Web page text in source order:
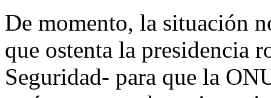
De momento, la situación
que ostenta la presidencia
Seguridad- para que la